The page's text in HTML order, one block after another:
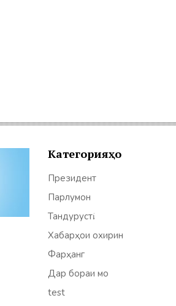
Категорияҳо
Президент
Парлумон
Тандурустӣ
Хабарҳои охирин
Фарҳанг
Дар бораи мо
test